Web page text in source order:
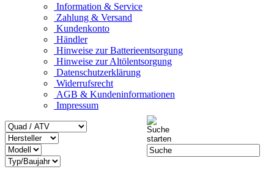
Information & Service
Zahlung & Versand
Kundenkonto
Händler
Hinweise zur Batterieentsorgung
Hinweise zur Altölentsorgung
Datenschutzerklärung
Widerrufsrecht
AGB & Kundeninformationen
Impressum